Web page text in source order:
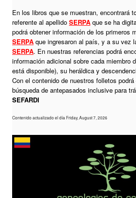
En los libros que se muestran, encontrará
referente al apellido SERPA que se ha
podrá obtener información de los primeros
SERPA que ingresaron al país, y a su vez
SERPA. En nuestras referencias podrá
información adicional sobre cada miembro
está disponible), su heráldica y
Con el contenido de nuestros folletos
búsqueda de antepasados inclusive para
SEFARDI
Contenido actualizado el día Friday, August 7, 2026